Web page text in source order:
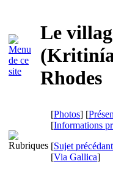
Le
(
Rhodes
[Photos] [
[Informations
[Sujet précédant
[Via Gallica]